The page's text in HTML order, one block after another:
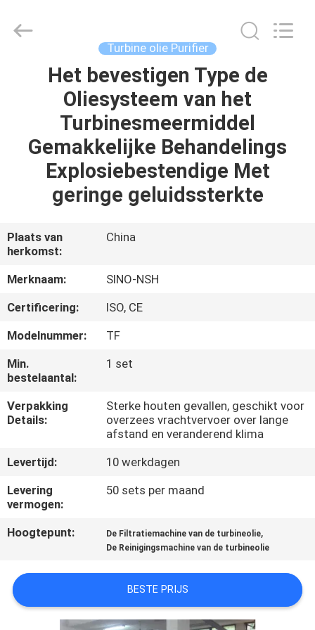
PRODUCTEN
ONGEVEER
FABRIEKSREIS
KWALITEITSCONTROLE
ONS
OM EEN
CITAAT
SITEMAP
PRIVACY
POLICY
Manufacture
Turbine olie Purifier
Het bevestigen Type de
Oliesysteem van het
Turbinesmeermiddel
Gemakkelijke Behandelings
Explosiebestendige Met
geringe geluidssterkte
Plaats van
herkomst:
China
Merknaam:
SINO-NSH
Certificering:
ISO, CE
Modelnummer:
TF
Min.
bestelaantal:
1 set
Verpakking
Details:
Sterke houten gevallen, geschikt voor
overzees vrachtvervoer over lange
afstand en veranderend klima
Levertijd:
10 werkdagen
Levering
vermogen:
50 sets per maand
Hoogtepunt: De Filtratiemachine van de turbineolie,
De Reinigingsmachine van de turbineolie
BESTE PRIJS